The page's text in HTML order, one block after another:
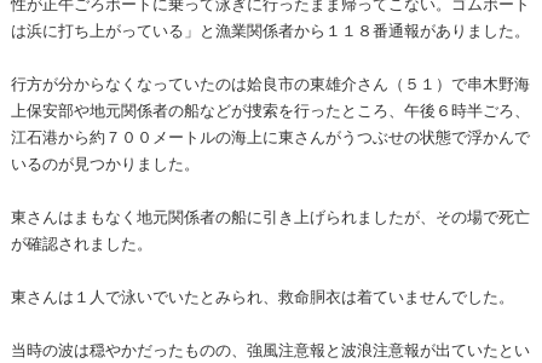
は浜に打ち上がっている」と漁業関係者から１１８番通報がありました。
行方が分からなくなっていたのは姶良市の東雄介さん（５１）で串木野海
上保安部や地元関係者の船などが捜索を行ったところ、午後６時半ごろ、
江石港から約７００メートルの海上に東さんがうつぶせの状態で浮かんで
いるのが見つかりました。
東さんはまもなく地元関係者の船に引き上げられましたが、その場で死亡
が確認されました。
東さんは１人で泳いでいたとみられ、救命胴衣は着ていませんでした。
当時の波は穏やかだったものの、強風注意報と波浪注意報が出ていたとい